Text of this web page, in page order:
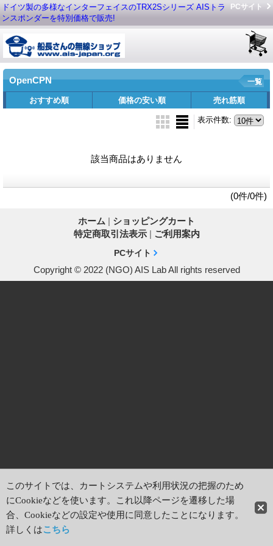
ドイツ製の多様なインターフェイスのTRX2Sシリーズ AISトラ
ンスポンダーを特別価格で販売!
PCサイト
OpenCPN 一覧
おすすめ順 価格の安い順 売れ筋順
表示件数:
該当商品はありません
(0件/0件)
ホーム | ショッピングカート
特定商取引法表示 | ご利用案内
PCサイト
Copyright © 2022 (NGO) AIS Lab All rights reserved
このサイトでは、カートシステムや利用状況の把握のため
にCookieなどを使います。これ以降ページを遷移した場
合、Cookieなどの設定や使用に同意したことになります。
詳しくはこちら